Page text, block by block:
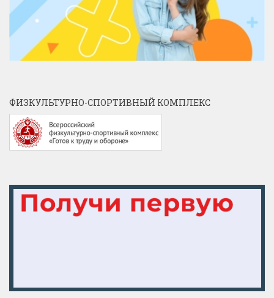
ФИЗКУЛЬТУРНО-СПОРТИВНЫЙ КОМПЛЕКС